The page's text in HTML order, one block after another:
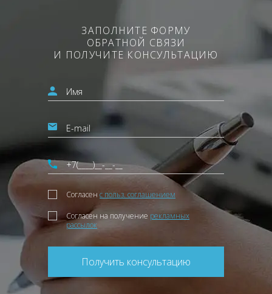
ЗАПОЛНИТЕ ФОРМУ
ОБРАТНОЙ СВЯЗИ
И ПОЛУЧИТЕ КОНСУЛЬТАЦИЮ
Согласен с польз. соглашением
Согласен на получение рекламных
рассылок
Получить консультацию